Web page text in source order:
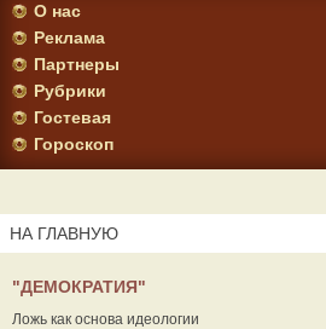
О нас
Реклама
Партнеры
Рубрики
Гостевая
Гороскоп
НА ГЛАВНУЮ
"ДЕМОКРАТИЯ"
Ложь как основа идеологии